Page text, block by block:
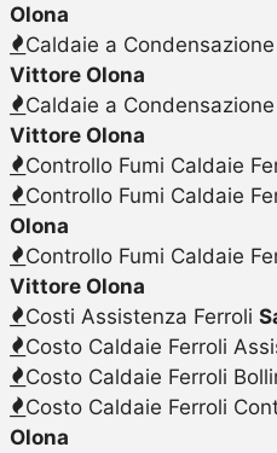
Olona
Caldaie a
Vittore Olona
Caldaie a
Vittore Olona
Controllo Fumi Caldaie
Controllo Fumi Caldaie
Olona
Controllo Fumi Caldaie
Vittore Olona
Costi Assistenza Ferroli
Costo Caldaie Ferroli
Costo Caldaie Ferroli
Costo Caldaie Ferroli
Olona